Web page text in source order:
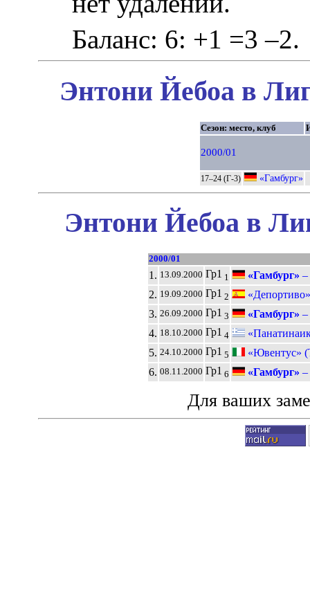
Баланс: 6: +1 =3 –2.
Энтони Йебоа в
Сезон: место, клуб
2000/01
17–24 (Г-3) «Гамбург»
Энтони Йебоа в
2000/01
1. 13.09.2000 Гр1 1 «Гамбург» –
2. 19.09.2000 Гр1 2
3. 26.09.2000 Гр1 3 «Гамбург» –
4. 18.10.2000 Гр1 4
5. 24.10.2000 Гр1 5
«Ювентус»
6. 08.11.2000 Гр1 6 «Гамбург» –
Для ваших